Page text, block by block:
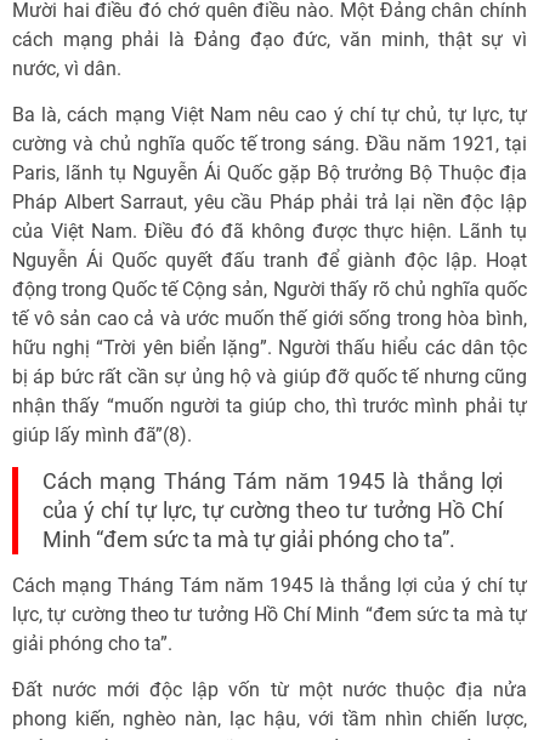
Mười hai điều đó chớ quên điều nào. Một Đảng chân chính
cách mạng phải là Đảng đạo đức, văn minh, thật sự vì
nước, vì dân.
Ba là, cách mạng Việt Nam nêu cao ý chí tự chủ, tự lực, tự
cường và chủ nghĩa quốc tế trong sáng. Đầu năm 1921, tại
Paris, lãnh tụ Nguyễn Ái Quốc gặp Bộ trưởng Bộ Thuộc địa
Pháp Albert Sarraut, yêu cầu Pháp phải trả lại nền độc lập
của Việt Nam. Điều đó đã không được thực hiện. Lãnh tụ
Nguyễn Ái Quốc quyết đấu tranh để giành độc lập. Hoạt
động trong Quốc tế Cộng sản, Người thấy rõ chủ nghĩa quốc
tế vô sản cao cả và ước muốn thế giới sống trong hòa bình,
hữu nghị “Trời yên biển lặng”. Người thấu hiểu các dân tộc
bị áp bức rất cần sự ủng hộ và giúp đỡ quốc tế nhưng cũng
nhận thấy “muốn người ta giúp cho, thì trước mình phải tự
giúp lấy mình đã”(8).
Cách mạng Tháng Tám năm 1945 là thắng lợi
của ý chí tự lực, tự cường theo tư tưởng Hồ Chí
Minh “đem sức ta mà tự giải phóng cho ta”.
Cách mạng Tháng Tám năm 1945 là thắng lợi của ý chí tự
lực, tự cường theo tư tưởng Hồ Chí Minh “đem sức ta mà tự
giải phóng cho ta”.
Đất nước mới độc lập vốn từ một nước thuộc địa nửa
phong kiến, nghèo nàn, lạc hậu, với tầm nhìn chiến lược,